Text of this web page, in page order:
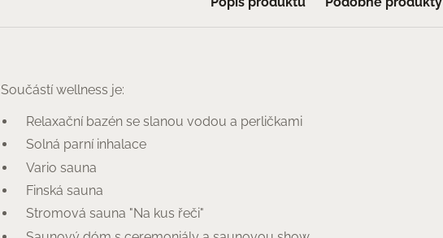
Součástí wellness je:
Relaxační bazén se slanou vodou a perličkami
Solná parní inhalace
Vario sauna
Finská sauna
Stromová sauna "Na kus řeči"